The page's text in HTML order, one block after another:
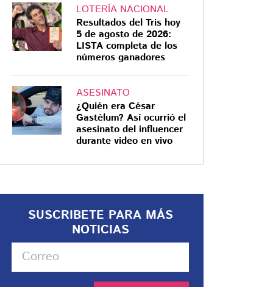
LOTERÍA NACIONAL
Resultados del Tris hoy
5 de agosto de 2026:
LISTA completa de los
números ganadores
ASESINATO
¿Quién era César
Gastélum? Así ocurrió el
asesinato del influencer
durante video en vivo
SUSCRIBETE PARA MÁS
NOTICIAS